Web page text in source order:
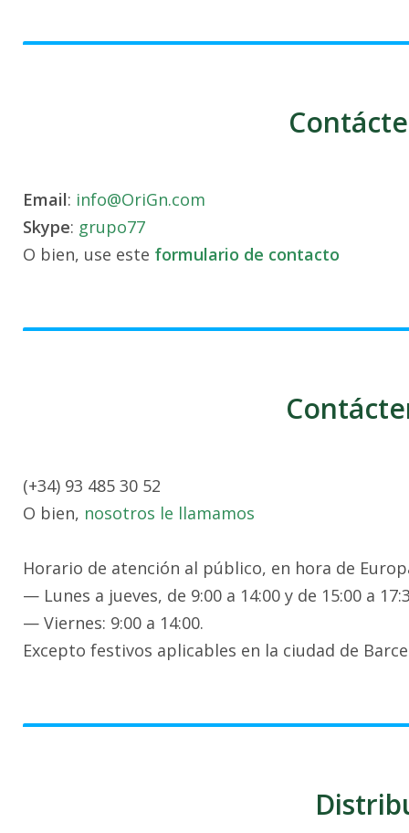
Email: info@OriGn.com
Skype: grupo77
O bien, use este formulario de contacto
(+34) 93 485 30 52
O bien, nosotros le llamamos
Horario de atención al público, en hora de
— Lunes a jueves, de 9:00 a 14:00 y de 15:00 a
— Viernes: 9:00 a 14:00.
Excepto festivos aplicables en la ciudad de